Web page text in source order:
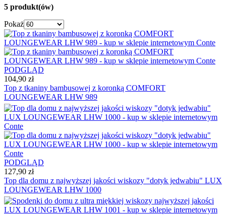
5 produkt(ów)
Pokaż
PODGLĄD
104,90 zł
Top z tkaniny bambusowej z koronką COMFORT
LOUNGEWEAR LHW 989
PODGLĄD
127,90 zł
Top dla domu z najwyższej jakości wiskozy "dotyk jedwabiu" LUX
LOUNGEWEAR LHW 1000